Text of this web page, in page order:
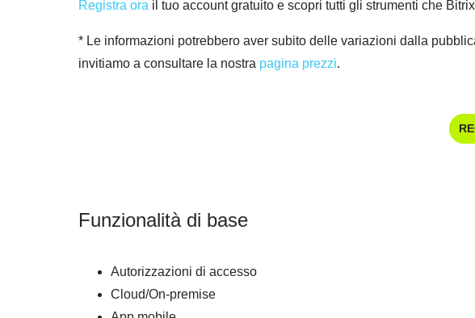
Registra ora il tuo account gratuito e scopri tutti gli strumenti che
* Le informazioni potrebbero aver subito delle variazioni dalla
invitiamo a consultare la nostra pagina prezzi.
Funzionalità di base
Autorizzazioni di accesso
Cloud/On-premise